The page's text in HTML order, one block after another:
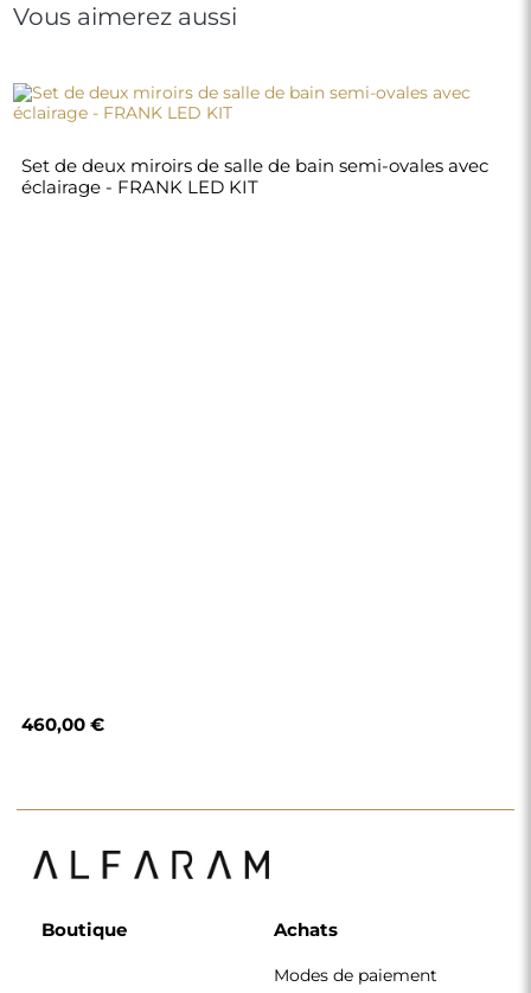
Vous aimerez aussi
Set de deux miroirs de salle de bain semi-ovales avec
éclairage - FRANK LED KIT
460,00 €
Boutique Achats
Modes de paiement